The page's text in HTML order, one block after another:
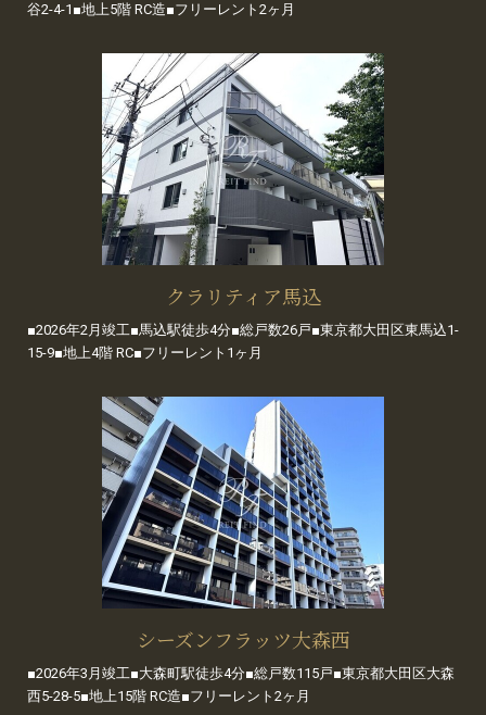
谷2-4-1■地上5階 RC造■フリーレント2ヶ月
クラリティア馬込
■2026年2月竣工■馬込駅徒歩4分■総戸数26戸■東京都大田区東馬込1-
15-9■地上4階 RC■フリーレント1ヶ月
シーズンフラッツ大森西
■2026年3月竣工■大森町駅徒歩4分■総戸数115戸■東京都大田区大森
西5-28-5■地上15階 RC造■フリーレント2ヶ月